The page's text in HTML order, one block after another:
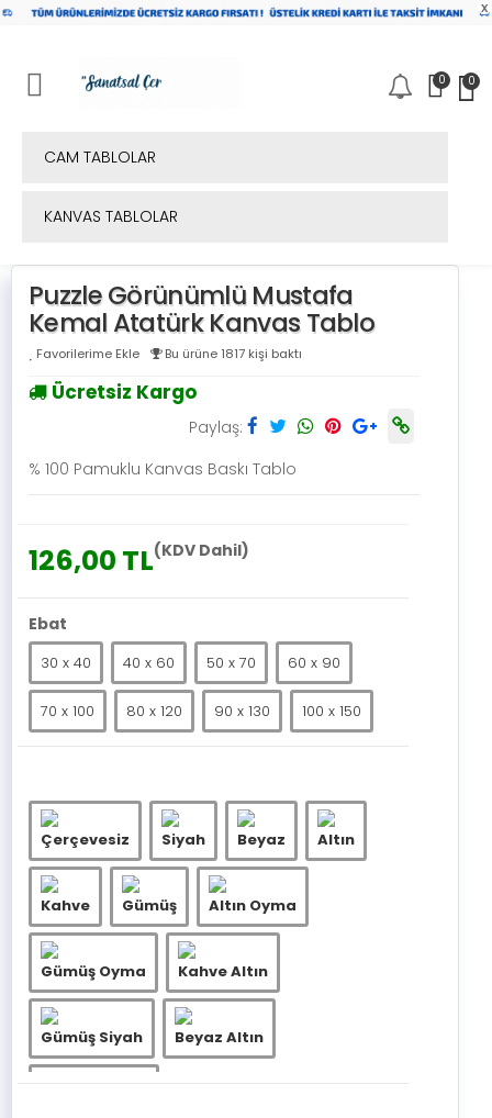
x
Mobil Menü 0 0
CAM TABLOLAR
KANVAS TABLOLAR
Puzzle Görünümlü Mustafa
Kemal Atatürk Kanvas Tablo
Favorilerime Ekle Bu ürüne 1817 kişi baktı
Ücretsiz Kargo
Paylaş:
% 100 Pamuklu Kanvas Baskı Tablo
126,00 TL(KDV Dahil)
Ebat
30 x 40 40 x 60 50 x 70 60 x 90
70 x 100 80 x 120 90 x 130 100 x 150
Çerçevesiz Siyah Beyaz Altın
Kahve Gümüş Altın Oyma
Gümüş Oyma Kahve Altın
Gümüş Siyah Beyaz Altın